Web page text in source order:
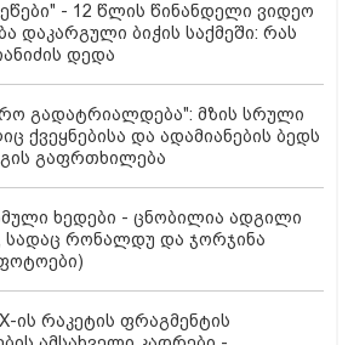
- 12 წლის წინანდელი ვიდეო
დაკარგული ბიჭის საქმეში: რას
დედა
გადატრიალდება": მზის სრული
ქვეყნებისა და ადამიანების ბედს
გაფრთხილება
ხედები - ცნობილია ადგილი
სადაც რონალდუ და ჯორჯინა
ის რაკეტის ფრაგმენტის